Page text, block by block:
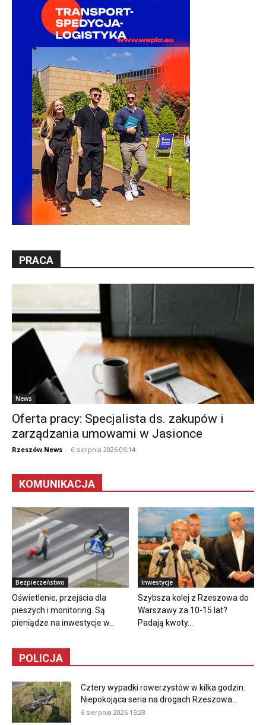
PRACA
News
Oferta pracy: Specjalista ds. zakupów i
zarządzania umowami w Jasionce
Rzeszów News - 6 sierpnia 2026 06:14
KOMUNIKACJA
Bezpieczeństwo
Oświetlenie, przejścia dla
pieszych i monitoring. Są
pieniądze na inwestycje w...
Inwestycje
Szybsza kolej z Rzeszowa do
Warszawy za 10-15 lat?
Padają kwoty...
POLICJA
Cztery wypadki rowerzystów w kilka godzin.
Niepokojąca seria na drogach Rzeszowa...
6 sierpnia 2026 15:28